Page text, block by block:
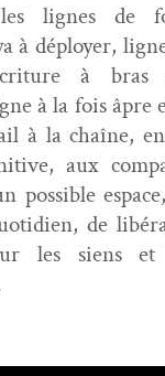
lignes de
à déploy­er,
à bras
à la fois âpre
à la chaîne,
aux
pos­si­ble
de
les siens